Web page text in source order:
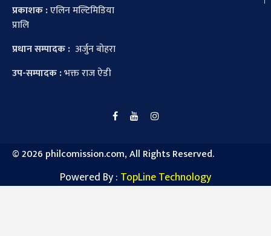
प्रकाशक :एलिन मल्टिमिडिया
प्रालि
प्रधान सम्पादक : अर्जुन बोहरा
उप-सम्पादक :भक्त राज ऐडी
©2026 philcomission.com, All Rights Reserved.
Powered By : TopLine Technology